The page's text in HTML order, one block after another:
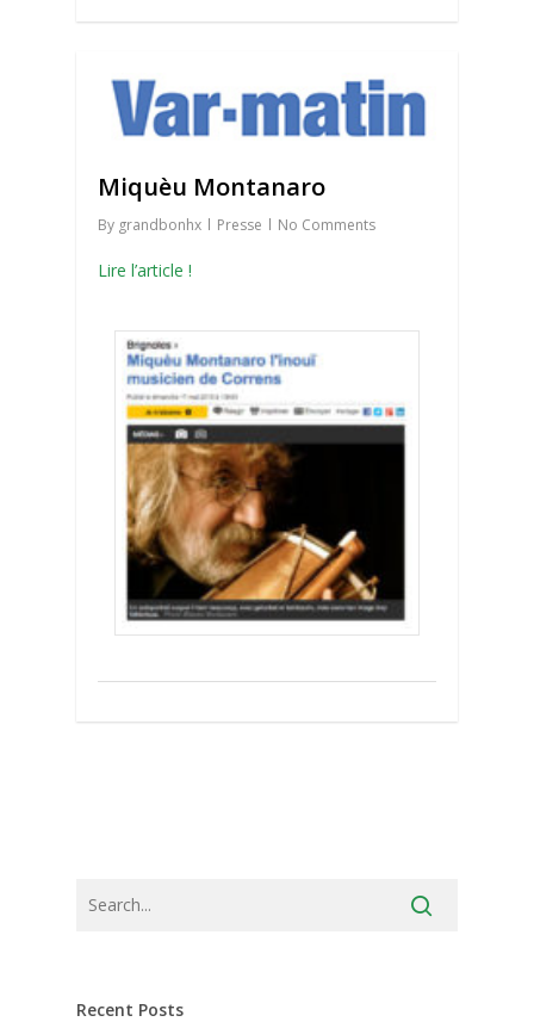
Miquèu Montanaro
By grandbonhx Presse No Comments
Lire l’article !
Recent Posts